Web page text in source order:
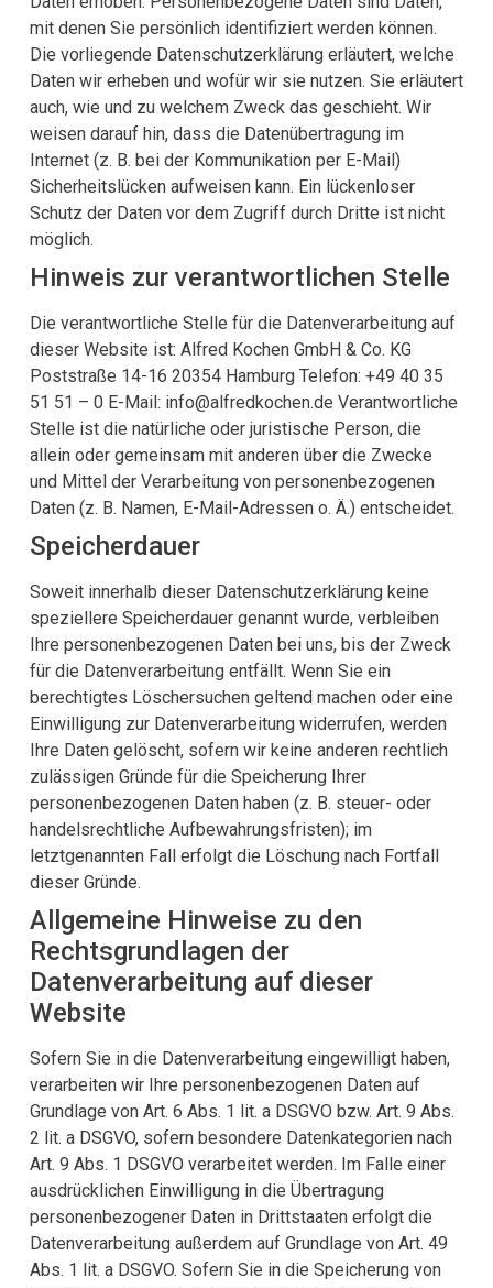
mit denen Sie persönlich identifiziert werden können.
Die vorliegende Datenschutzerklärung erläutert, welche
Daten wir erheben und wofür wir sie nutzen. Sie erläutert
auch, wie und zu welchem Zweck das geschieht. Wir
weisen darauf hin, dass die Datenübertragung im
Internet (z. B. bei der Kommunikation per E-Mail)
Sicherheitslücken aufweisen kann. Ein lückenloser
Schutz der Daten vor dem Zugriff durch Dritte ist nicht
möglich.
Hinweis zur verantwortlichen Stelle
Die verantwortliche Stelle für die Datenverarbeitung auf
dieser Website ist: Alfred Kochen GmbH & Co. KG
Poststraße 14-16 20354 Hamburg Telefon: +49 40 35
51 51 – 0 E-Mail: info@alfredkochen.de Verantwortliche
Stelle ist die natürliche oder juristische Person, die
allein oder gemeinsam mit anderen über die Zwecke
und Mittel der Verarbeitung von personenbezogenen
Daten (z. B. Namen, E-Mail-Adressen o. Ä.) entscheidet.
Speicherdauer
Soweit innerhalb dieser Datenschutzerklärung keine
speziellere Speicherdauer genannt wurde, verbleiben
Ihre personenbezogenen Daten bei uns, bis der Zweck
für die Datenverarbeitung entfällt. Wenn Sie ein
berechtigtes Löschersuchen geltend machen oder eine
Einwilligung zur Datenverarbeitung widerrufen, werden
Ihre Daten gelöscht, sofern wir keine anderen rechtlich
zulässigen Gründe für die Speicherung Ihrer
personenbezogenen Daten haben (z. B. steuer- oder
handelsrechtliche Aufbewahrungsfristen); im
letztgenannten Fall erfolgt die Löschung nach Fortfall
dieser Gründe.
Allgemeine Hinweise zu den
Rechtsgrundlagen der
Datenverarbeitung auf dieser
Website
Sofern Sie in die Datenverarbeitung eingewilligt haben,
verarbeiten wir Ihre personenbezogenen Daten auf
Grundlage von Art. 6 Abs. 1 lit. a DSGVO bzw. Art. 9 Abs.
2 lit. a DSGVO, sofern besondere Datenkategorien nach
Art. 9 Abs. 1 DSGVO verarbeitet werden. Im Falle einer
ausdrücklichen Einwilligung in die Übertragung
personenbezogener Daten in Drittstaaten erfolgt die
Datenverarbeitung außerdem auf Grundlage von Art. 49
Abs. 1 lit. a DSGVO. Sofern Sie in die Speicherung von